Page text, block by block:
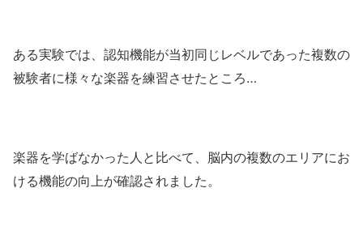
ある実験では、認知機能が当初同じレベルであった複数の
被験者に様々な楽器を練習させたところ…
楽器を学ばなかった人と比べて、脳内の複数のエリアにお
ける機能の向上が確認されました。